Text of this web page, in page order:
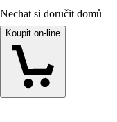
Nechat si doručit domů
Koupit on-line